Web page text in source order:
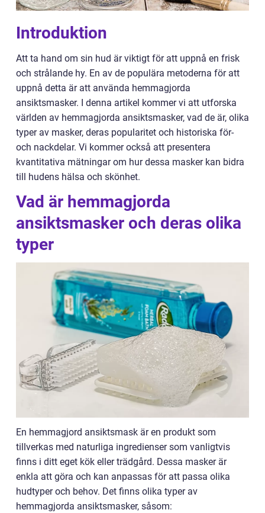
Introduktion
Att ta hand om sin hud är viktigt för att uppnå en frisk
och strålande hy. En av de populära metoderna för att
uppnå detta är att använda hemmagjorda
ansiktsmasker. I denna artikel kommer vi att utforska
världen av hemmagjorda ansiktsmasker, vad de är, olika
typer av masker, deras popularitet och historiska för-
och nackdelar. Vi kommer också att presentera
kvantitativa mätningar om hur dessa masker kan bidra
till hudens hälsa och skönhet.
Vad är hemmagjorda
ansiktsmasker och deras olika
typer
En hemmagjord ansiktsmask är en produkt som
tillverkas med naturliga ingredienser som vanligtvis
finns i ditt eget kök eller trädgård. Dessa masker är
enkla att göra och kan anpassas för att passa olika
hudtyper och behov. Det finns olika typer av
hemmagjorda ansiktsmasker, såsom: